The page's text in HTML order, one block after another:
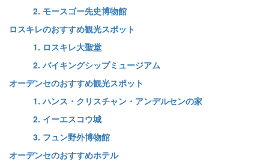
2. モースゴー先史博物館
ロスキレのおすすめ観光スポット
1. ロスキレ大聖堂
2. バイキングシップミュージアム
オーデンセのおすすめ観光スポット
1. ハンス・クリスチャン・アンデルセンの家
2. イーエスコウ城
3. フュン野外博物館
オーデンセのおすすめホテル